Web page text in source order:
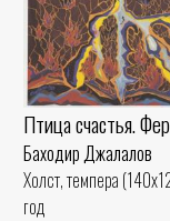
Птица счастья.
Баходир Джалалов
Холст, темпера
год